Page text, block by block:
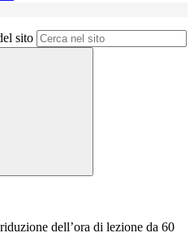
sito
dell’ora di lezione da 60